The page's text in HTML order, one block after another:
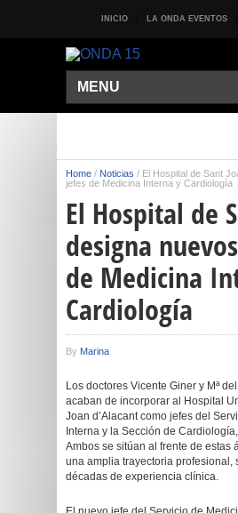
INICIO LA ONDA EVENTOS
MENU
Home / Noticias / El Hospital de Sant
jefes de Medicina Interna y Cardiología
El Hospital de
designa
de Medicina
Cardiología
By Marina
Los doctores Vicente Giner y Mª
acaban de incorporar al Hospital
Joan d’Alacant como jefes del
Interna y la Sección de
Ambos se sitúan al frente de estas
una amplia trayectoria profesional,
décadas de experiencia clínica.